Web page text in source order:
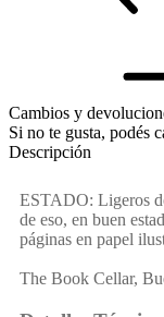
Cambios y
Si no te gusta, podés
Descripción
ESTADO: Ligeros
de eso, en buen
páginas en papel
The Book Cellar,